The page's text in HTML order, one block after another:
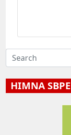
HIMNA